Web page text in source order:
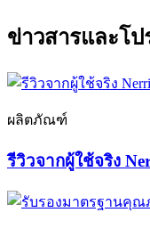
ข่าวสารและโ
ผลิตภัณฑ์
รีวิวจากผู้ใช้จริง